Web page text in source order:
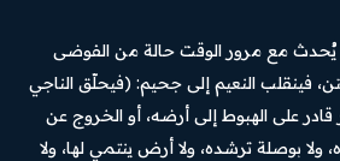
يُحدث مع مرور الوقت حالة من الفوضى
فينقلب النعيم إلى جحيم: (فيحلّق الناجي
قادر على الهبوط إلى أرضه، أو الخروج عن
ولا بوصلة ترشده، ولا أرض ينتمي لها، ولا